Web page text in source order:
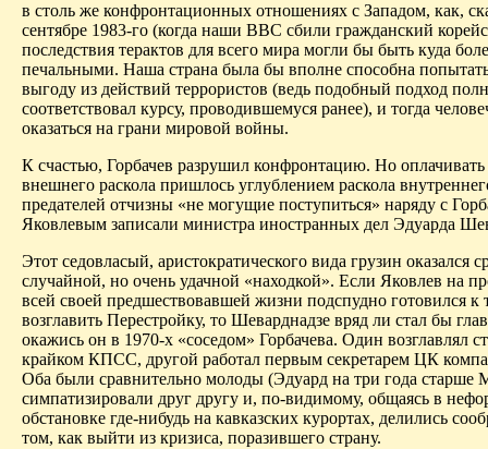
в столь же конфронтационных отношениях с Западом, как,
сентябре 1983-го (когда наши ВВС сбили гражданский
последствия терактов для всего мира могли бы быть куда
печальными. Наша страна была бы вполне способна
выгоду из действий террористов (ведь подобный подход
соответствовал курсу, проводившемуся ранее), и тогда
оказаться на грани мировой войны.
К счастью, Горбачев разрушил конфронтацию. Но
внешнего раскола пришлось углублением раскола
предателей отчизны «не могущие поступиться» наряду с
Яковлевым записали министра иностранных дел Эдуарда
Этот седовласый, аристократического вида грузин оказался
случайной, но очень удачной «находкой». Если Яковлев на
всей своей предшествовавшей жизни подспудно готовился к
возглавить Перестройку, то Шеварднадзе вряд ли стал бы
окажись он в 1970-х «соседом» Горбачева. Один возглавлял
крайком КПСС, другой работал первым секретарем ЦК
Оба были сравнительно молоды (Эдуард на три года старше
симпатизировали друг другу и, по-видимому, общаясь в
обстановке где-нибудь на кавказских курортах, делились
том, как выйти из кризиса, поразившего страну.